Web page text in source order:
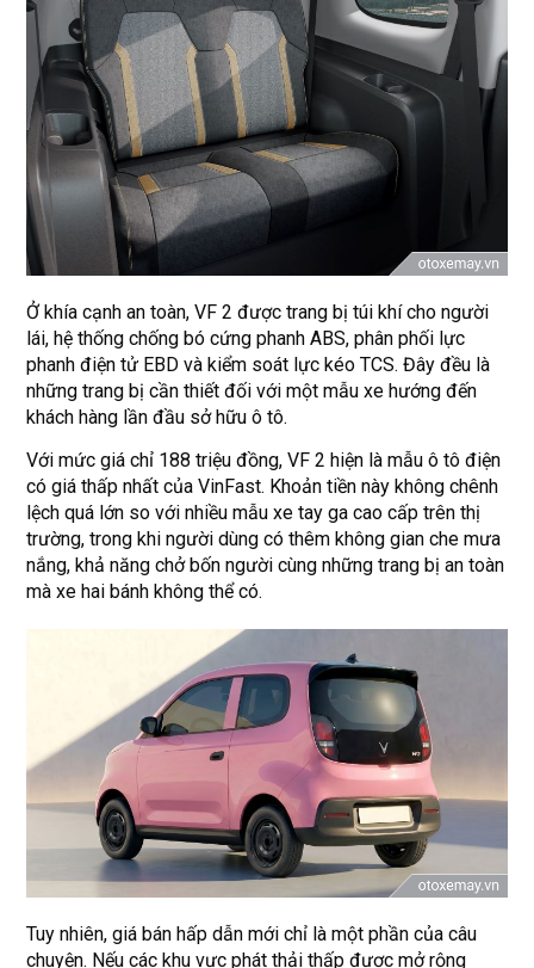
Ở khía cạnh an toàn, VF 2 được trang bị túi khí cho người
lái, hệ thống chống bó cứng phanh ABS, phân phối lực
phanh điện tử EBD và kiểm soát lực kéo TCS. Đây đều là
những trang bị cần thiết đối với một mẫu xe hướng đến
khách hàng lần đầu sở hữu ô tô.
Với mức giá chỉ 188 triệu đồng, VF 2 hiện là mẫu ô tô điện
có giá thấp nhất của VinFast. Khoản tiền này không chênh
lệch quá lớn so với nhiều mẫu xe tay ga cao cấp trên thị
trường, trong khi người dùng có thêm không gian che mưa
nắng, khả năng chở bốn người cùng những trang bị an toàn
mà xe hai bánh không thể có.
Tuy nhiên, giá bán hấp dẫn mới chỉ là một phần của câu
chuyện. Nếu các khu vực phát thải thấp được mở rộng